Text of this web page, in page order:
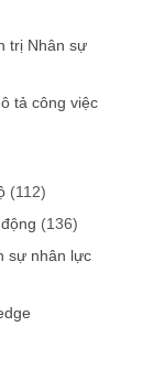
trị Nhân sự
tả công việc
(112)
(136)
sự nhân lực